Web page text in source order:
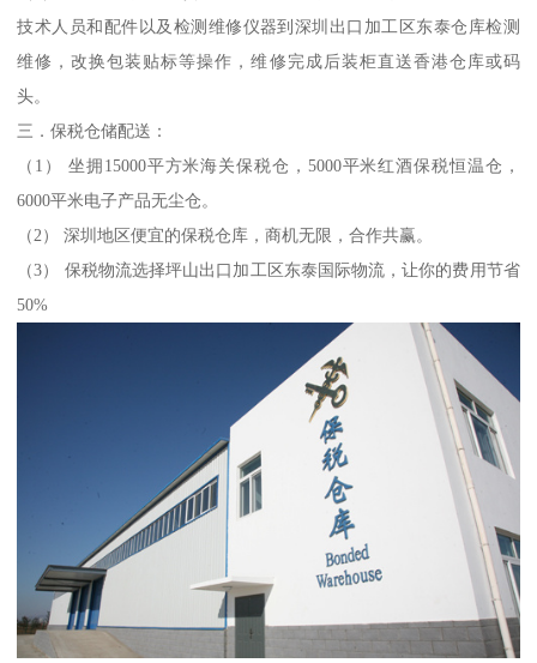
技术人员和配件以及检测维修仪器到深圳出口加工区东泰仓库检测
维修，改换包装贴标等操作，维修完成后装柜直送香港仓库或码
头。
三．保税仓储配送：
（1） 坐拥15000平方米海关保税仓，5000平米红酒保税恒温仓，
6000平米电子产品无尘仓。
（2） 深圳地区便宜的保税仓库，商机无限，合作共赢。
（3） 保税物流选择坪山出口加工区东泰国际物流，让你的费用节省
50%